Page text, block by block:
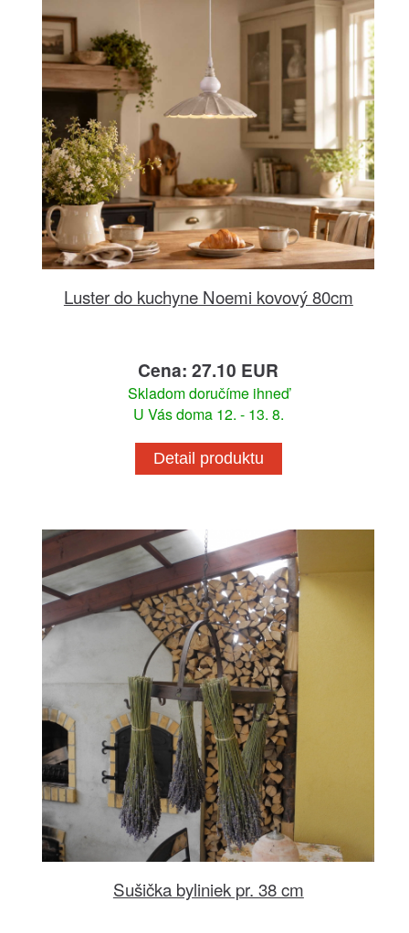
Luster do kuchyne Noemi kovový 80cm
Cena: 27.10 EUR
Skladom doručíme ihneď
U Vás doma 12. - 13. 8.
Detail produktu
Sušička byliniek pr. 38 cm